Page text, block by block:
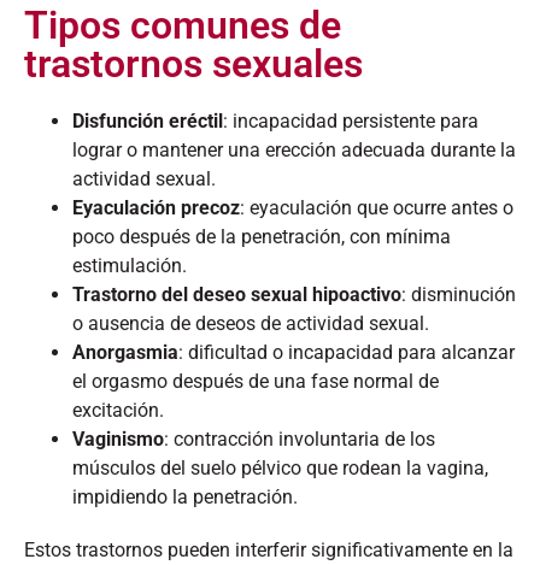
Tipos comunes de
trastornos sexuales
Disfunción eréctil: incapacidad persistente para
lograr o mantener una erección adecuada durante la
actividad sexual.​
Eyaculación precoz: eyaculación que ocurre antes o
poco después de la penetración, con mínima
estimulación.​
Trastorno del deseo sexual hipoactivo: disminución
o ausencia de deseos de actividad sexual.​
Anorgasmia: dificultad o incapacidad para alcanzar
el orgasmo después de una fase normal de
excitación.​
Vaginismo: contracción involuntaria de los
músculos del suelo pélvico que rodean la vagina,
impidiendo la penetración.​
Estos trastornos pueden interferir significativamente en la